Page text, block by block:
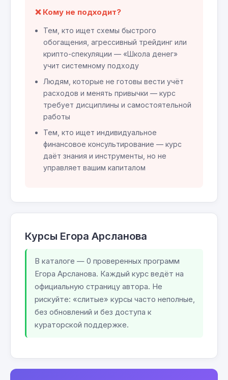
❌ Кому не подходит?
Тем, кто ищет схемы быстрого
обогащения, агрессивный трейдинг или
крипто-спекуляции — «Школа денег»
учит системному подходу
Людям, которые не готовы вести учёт
расходов и менять привычки — курс
требует дисциплины и самостоятельной
работы
Тем, кто ищет индивидуальное
финансовое консультирование — курс
даёт знания и инструменты, но не
управляет вашим капиталом
Курсы Егора Арсланова
В каталоге — 0 проверенных программ
Егора Арсланова. Каждый курс ведёт на
официальную страницу автора. Не
рискуйте: «слитые» курсы часто неполные,
без обновлений и без доступа к
кураторской поддержке.